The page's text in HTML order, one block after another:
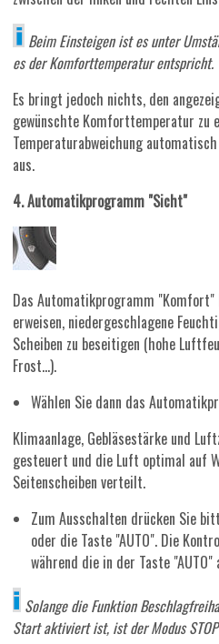
Beim Einsteigen ist es unter
es der Komforttemperatur entspricht.
Es bringt jedoch nichts, den
gewünschte Komforttemperatur zu
Temperaturabweichung
aus.
4. Automatikprogramm "Sicht"
Das Automatikprogramm "Komfort"
erweisen, niedergeschlagene
Scheiben zu beseitigen (hohe
Frost...).
Wählen Sie dann das
Klimaanlage, Gebläsestärke und
gesteuert und die Luft optimal auf
Seitenscheiben verteilt.
Zum Ausschalten drücken Sie
oder die Taste "AUTO". Die
während die in der Taste
Solange die Funktion
Start aktiviert ist, ist der Modus